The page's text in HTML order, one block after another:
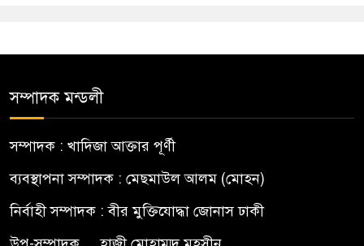
সম্পাদক মন্ডলী
সম্পাদক : খাদিজা আক্তার পূর্ণী
ব্যবস্থাপনা সম্পাদক : মেছমাউল আলম (মোহন)
নির্বাহী সম্পাদক : বীর মুক্তিযোদ্ধা জোনাস ঢাকী